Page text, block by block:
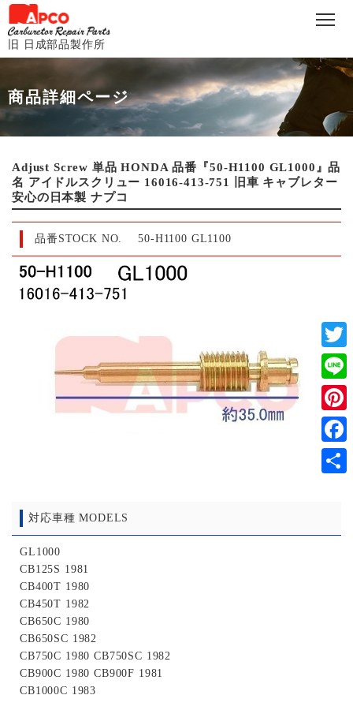
旧 日成部品製作所
商品詳細ページ
Adjust Screw 単品 HONDA 品番『50-H1100 GL1000』品
名 アイドルスクリュー 16016-413-751 旧車 キャブレター
安心の日本製 ナプコ
品番STOCK NO. 50-H1100 GL1100
対応車種 MODELS
GL1000
CB125S 1981
CB400T 1980
CB450T 1982
CB650C 1980
CB650SC 1982
CB750C 1980 CB750SC 1982
CB900C 1980 CB900F 1981
CB1000C 1983
Line